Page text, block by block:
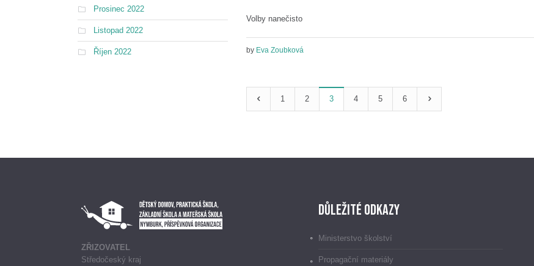
Volby nanečisto
by Eva Zoubková
1 2 3 4 5 6
Prosinec 2022
Listopad 2022
Říjen 2022
ZŘIZOVATEL
Středočeský kraj
Důležité odkazy
Ministerstvo školství
Propagační materiály